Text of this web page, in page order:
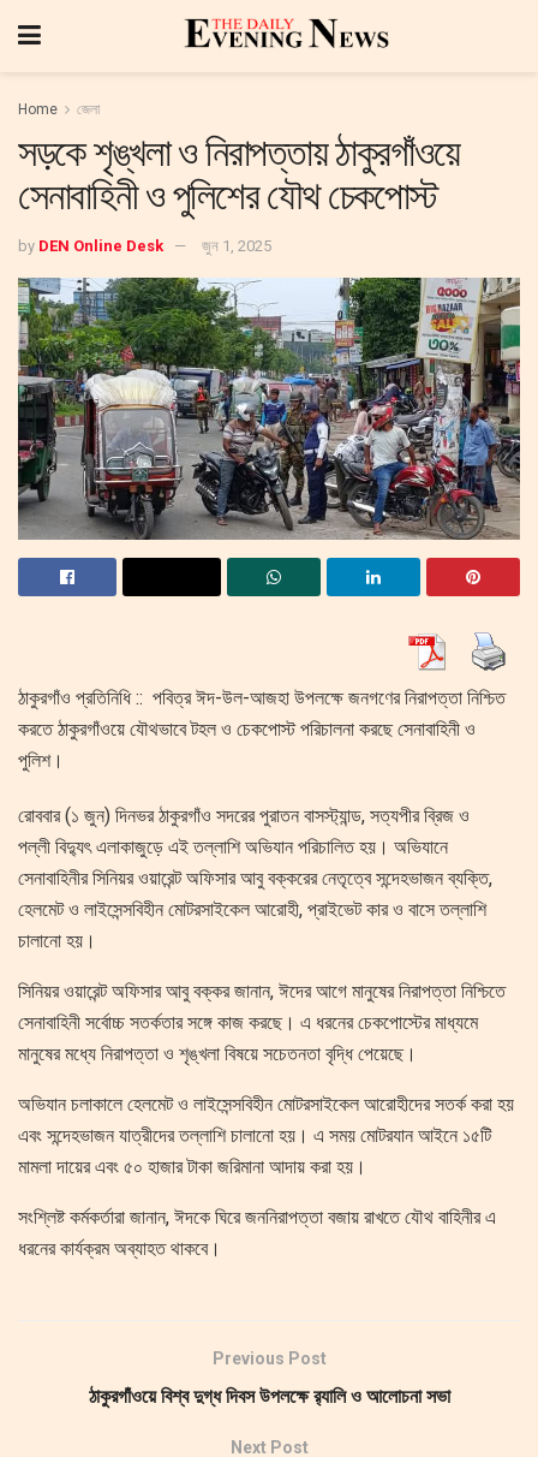
Home জেলা
সড়কে শৃঙ্খলা ও নিরাপত্তায় ঠাকুরগাঁওয়ে
সেনাবাহিনী ও পুলিশের যৌথ চেকপোস্ট
by DEN Online Desk জুন 1, 2025
ঠাকুরগাঁও প্রতিনিধি :: পবিত্র ঈদ-উল-আজহা উপলক্ষে জনগণের নিরাপত্তা নিশ্চিত
করতে ঠাকুরগাঁওয়ে যৌথভাবে টহল ও চেকপোস্ট পরিচালনা করছে সেনাবাহিনী ও
পুলিশ।
রোববার (১ জুন) দিনভর ঠাকুরগাঁও সদরের পুরাতন বাসস্ট্যান্ড, সত্যপীর ব্রিজ ও
পল্লী বিদ্যুৎ এলাকাজুড়ে এই তল্লাশি অভিযান পরিচালিত হয়। অভিযানে
সেনাবাহিনীর সিনিয়র ওয়ারেন্ট অফিসার আবু বক্করের নেতৃত্বে সন্দেহভাজন ব্যক্তি,
হেলমেট ও লাইসেন্সবিহীন মোটরসাইকেল আরোহী, প্রাইভেট কার ও বাসে তল্লাশি
চালানো হয়।
সিনিয়র ওয়ারেন্ট অফিসার আবু বক্কর জানান, ঈদের আগে মানুষের নিরাপত্তা নিশ্চিতে
সেনাবাহিনী সর্বোচ্চ সতর্কতার সঙ্গে কাজ করছে। এ ধরনের চেকপোস্টের মাধ্যমে
মানুষের মধ্যে নিরাপত্তা ও শৃঙ্খলা বিষয়ে সচেতনতা বৃদ্ধি পেয়েছে।
অভিযান চলাকালে হেলমেট ও লাইসেন্সবিহীন মোটরসাইকেল আরোহীদের সতর্ক করা হয়
এবং সন্দেহভাজন যাত্রীদের তল্লাশি চালানো হয়। এ সময় মোটরযান আইনে ১৫টি
মামলা দায়ের এবং ৫০ হাজার টাকা জরিমানা আদায় করা হয়।
সংশ্লিষ্ট কর্মকর্তারা জানান, ঈদকে ঘিরে জননিরাপত্তা বজায় রাখতে যৌথ বাহিনীর এ
ধরনের কার্যক্রম অব্যাহত থাকবে।
Previous Post
ঠাকুরগাঁওয়ে বিশ্ব দুগ্ধ দিবস উপলক্ষে র‌্যালি ও আলোচনা সভা
Next Post